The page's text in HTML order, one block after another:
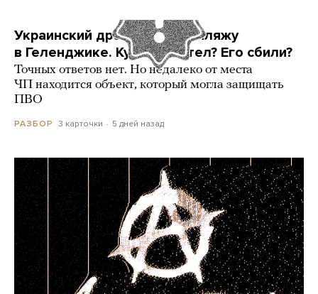
Украинский дрон попал по пляжу
в Геленджике. Куда он летел? Его сбили?
Точных ответов нет. Но недалеко от места
ЧП находится объект, который могла защищать
ПВО
РАЗБОР 3 карточки 5 дней назад